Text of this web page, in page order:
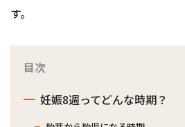
す。
目次
妊娠8週ってどんな時期？